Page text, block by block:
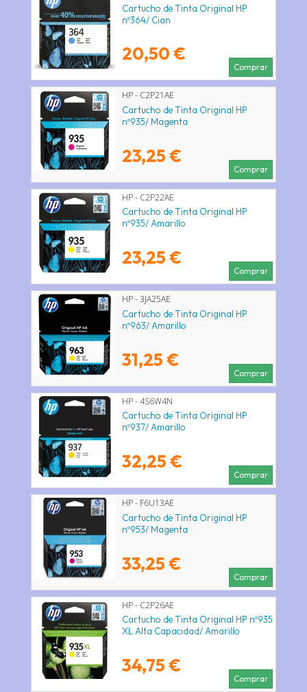
Cartucho de Tinta Original HP
nº364/ Cian
20,50 €
Comprar
HP - C2P21AE
Cartucho de Tinta Original HP
nº935/ Magenta
23,25 €
Comprar
HP - C2P22AE
Cartucho de Tinta Original HP
nº935/ Amarillo
23,25 €
Comprar
HP - 3JA25AE
Cartucho de Tinta Original HP
nº963/ Amarillo
31,25 €
Comprar
HP - 4S6W4N
Cartucho de Tinta Original HP
nº937/ Amarillo
32,25 €
Comprar
HP - F6U13AE
Cartucho de Tinta Original HP
nº953/ Magenta
33,25 €
Comprar
HP - C2P26AE
Cartucho de Tinta Original HP nº935
XL Alta Capacidad/ Amarillo
34,75 €
Comprar